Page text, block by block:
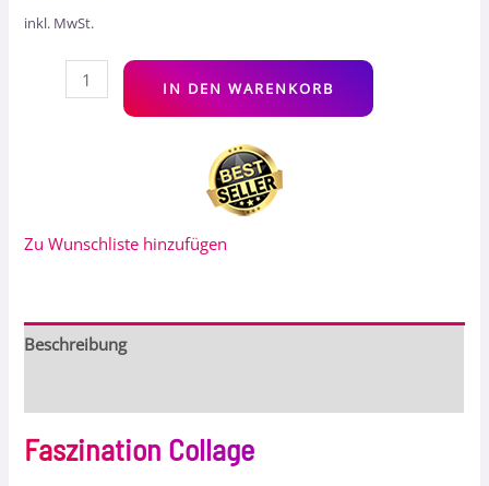
inkl. MwSt.
IN DEN WARENKORB
Zu Wunschliste hinzufügen
Beschreibung
Faszination Collage